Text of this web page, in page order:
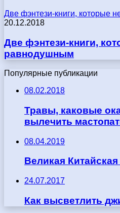
Две фэнтези-книги, которые
20.12.2018
Две фэнтези-книги,
равнодушным
Популярные публикации
08.02.2018
Травы, каковые
вылечить
08.04.2019
Великая
24.07.2017
Как высветлить